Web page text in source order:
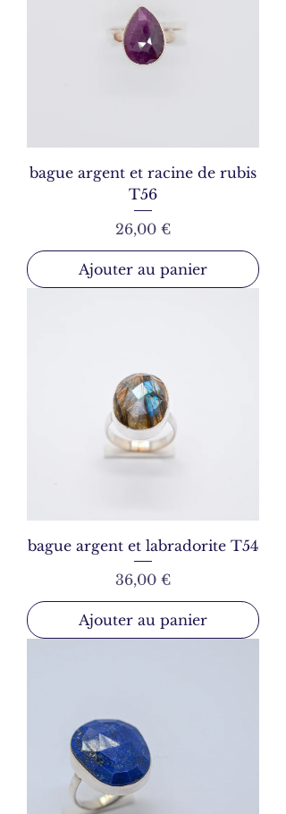
bague argent et racine de rubis
T56
Prix
26,00 €
Ajouter au panier
bague argent et labradorite T54
Prix
36,00 €
Ajouter au panier